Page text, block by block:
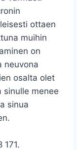
ottaen
muihin
on
neuvona
osalta olet
sinulle menee
sinua
171.